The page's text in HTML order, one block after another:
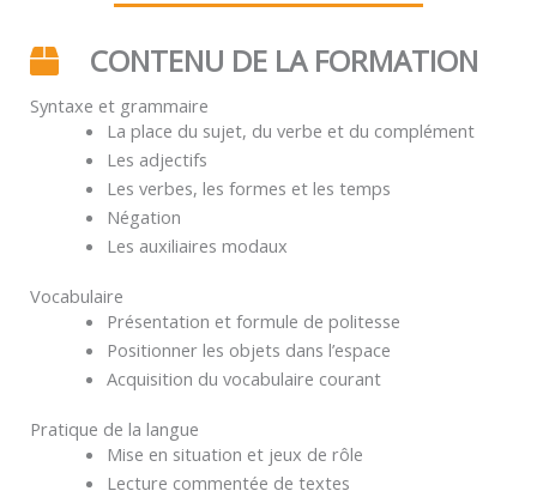
CONTENU DE LA FORMATION
Syntaxe et grammaire
La place du sujet, du verbe et du complément
Les adjectifs
Les verbes, les formes et les temps
Négation
Les auxiliaires modaux
Vocabulaire
Présentation et formule de politesse
Positionner les objets dans l’espace
Acquisition du vocabulaire courant
Pratique de la langue
Mise en situation et jeux de rôle
Lecture commentée de textes